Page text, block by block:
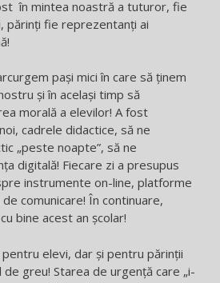
în mintea noastră a tuturor, fie
părinți fie reprezentanți ai
pași mici în care să ținem
și în același timp să
morală a elevilor! A fost
cadrele didactice, să ne
„peste noapte”, să ne
digitală! Fiecare zi a presupus
instrumente on-line, platforme
comunicare! În continuare,
bine acest an școlar!
pentru elevi, dar și pentru părinții
greu! Starea de urgență care „i-